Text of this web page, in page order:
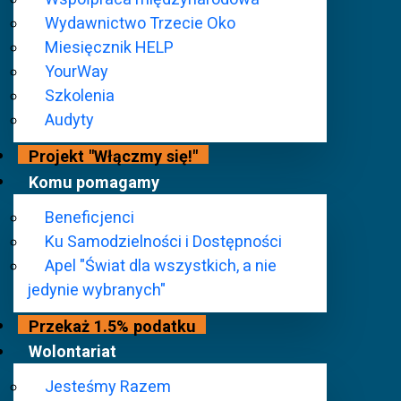
Wydawnictwo Trzecie Oko
Miesięcznik HELP
YourWay
Szkolenia
Audyty
Projekt "Włączmy się!"
Komu pomagamy
Beneficjenci
Ku Samodzielności i Dostępności
Apel "Świat dla wszystkich, a nie
jedynie wybranych"
Przekaż 1.5% podatku
Wolontariat
Jesteśmy Razem
Za nami kolejna edycja Accessibility EXPO 2025,
Wystawa towarzysząca 23. edycji REHA FOR THE
wspierające osoby z niepełnosprawnościami.
Na stoiskach można było zobaczyć zarówno
PoiLabs), jak i szeroką ofertę instytucji publicznych,
Warszawskiego, ZUS i NFZ, po fundacje i szkoły
zaprezentowane zostały m.in. obrazy i ceramika
Tegoroczna edycja po raz kolejny pokazała, że
doświadczeń i inspiracji. Wydarzenie buduje